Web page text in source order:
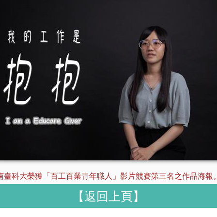
臺科大榮獲「百工百業青年職人」影片競賽第三名之作品海報
【返回上頁】